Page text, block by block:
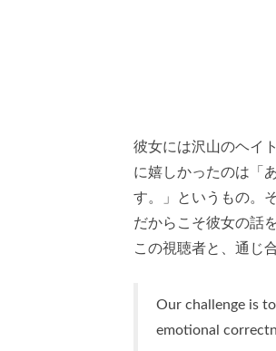
彼女には沢山のヘイ
に嬉しかったのは「
す。」というもの。
だからこそ彼女の話
この視聴者と、通じ
Our challenge is
emotional